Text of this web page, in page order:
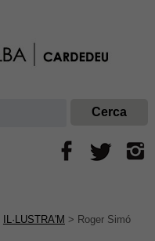
IL·LUSTRA'M > Roger Simó